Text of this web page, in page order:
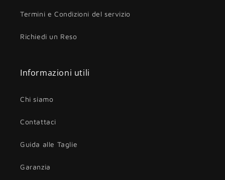
Termini e Condizioni del servizio
Richiedi un Reso
Informazioni utili
Chi siamo
Contattaci
Guida alle Taglie
Garanzia